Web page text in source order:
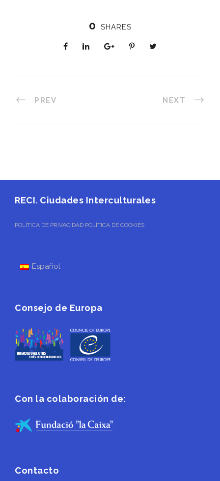
0 SHARES
PREV NEXT
RECI. Ciudades Interculturales
POLÍTICA DE PRIVACIDAD POLÍTICA DE COOKIES
Español
Consejo de Europa
Con la colaboración de:
Contacto